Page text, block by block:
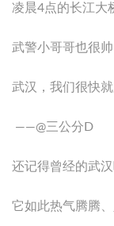
凌晨4点的长江大
武警小哥哥也很帅
武汉，我们很快
——@三公分D
还记得曾经的武
它如此热气腾腾、